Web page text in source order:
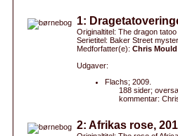
1:
Originaltitel: The dragon tatoo
Serietitel: Baker Street
Medforfatter(e): Chris Mould
Udgaver:
Flachs; 2009.
188 sider;
kommentar:
2: Afrikas rose,